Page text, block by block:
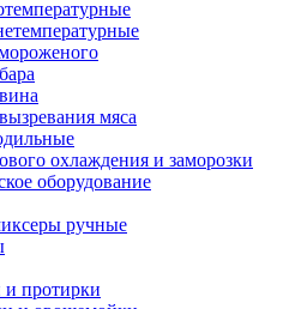
мяса
охлаждения и заморозки
оборудование
ручные
протирки